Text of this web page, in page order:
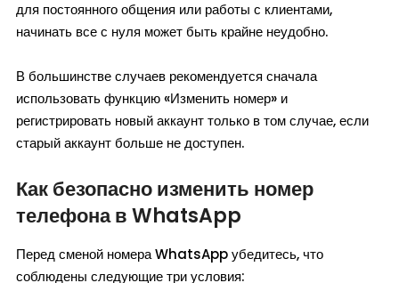
для постоянного общения или работы с клиентами,
начинать все с нуля может быть крайне неудобно.
В большинстве случаев рекомендуется сначала
использовать функцию «Изменить номер» и
регистрировать новый аккаунт только в том случае, если
старый аккаунт больше не доступен.
Как безопасно изменить номер
телефона в WhatsApp
Перед сменой номера WhatsApp убедитесь, что
соблюдены следующие три условия: